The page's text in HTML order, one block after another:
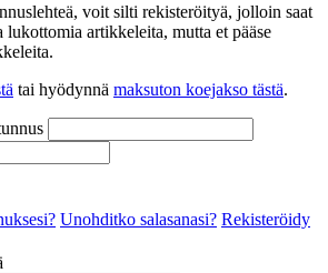
voit silti rekisteröityä, jolloin saat
artikkeleita, mutta et pääse
tai hyödynnä maksuton koejakso tästä.
Unohditko salasanasi? Rekisteröidy